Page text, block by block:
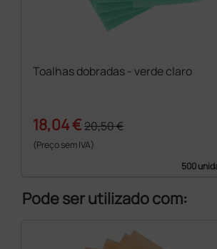
Toalhas dobradas - verde claro
18,04 €20,50 €
(Preço sem IVA)
500
Pode ser utilizado com: